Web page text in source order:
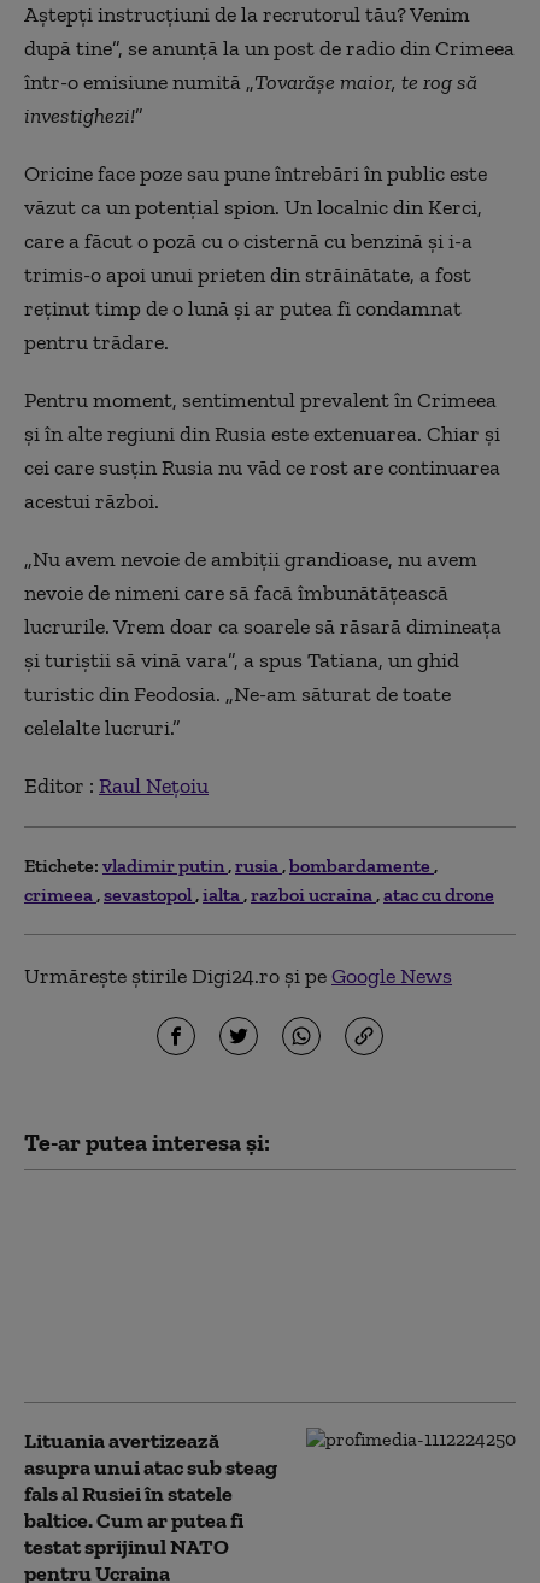
Aștepți instrucțiuni de la recrutorul tău? Venim
după tine”, se anunță la un post de radio din Crimeea
într-o emisiune numită „Tovarășe maior, te rog să
investighezi!”
Oricine face poze sau pune întrebări în public este
văzut ca un potențial spion. Un localnic din Kerci,
care a făcut o poză cu o cisternă cu benzină și i-a
trimis-o apoi unui prieten din străinătate, a fost
reținut timp de o lună și ar putea fi condamnat
pentru trădare.
Pentru moment, sentimentul prevalent în Crimeea
și în alte regiuni din Rusia este extenuarea. Chiar și
cei care susțin Rusia nu văd ce rost are continuarea
acestui război.
„Nu avem nevoie de ambiții grandioase, nu avem
nevoie de nimeni care să facă îmbunătățească
lucrurile. Vrem doar ca soarele să răsară dimineața
și turiștii să vină vara”, a spus Tatiana, un ghid
turistic din Feodosia. „Ne-am săturat de toate
celelalte lucruri.”
Editor : Raul Nețoiu
Etichete: vladimir putin rusia bombardamente
crimeea sevastopol ialta razboi ucraina atac cu drone
Urmărește știrile Digi24.ro și peGoogle News
Te-ar putea interesa și:
Lituania avertizează
asupra unui atac sub steag
fals al Rusiei în statele
baltice. Cum ar putea fi
testat sprijinul NATO
pentru Ucraina